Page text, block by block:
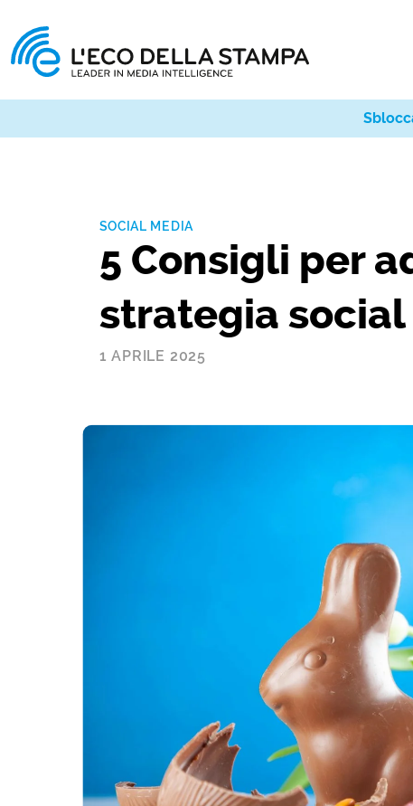
SOCIAL MEDIA
5 Consigli per
strategia social
1 APRILE 2025